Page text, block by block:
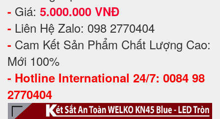
- Giá: 5.000.000 VNĐ
- Liên Hệ Zalo: 098 2770404
- Cam Kết Sản Phẩm Chất Lượng Cao:
Mới 100%
- Hotline International 24/7: 0084 98
2770404